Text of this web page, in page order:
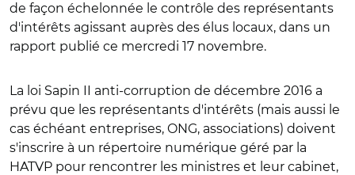
de façon échelonnée le contrôle des représentants
d'intérêts agissant auprès des élus locaux, dans un
rapport publié ce mercredi 17 novembre.
La loi Sapin II anti-corruption de décembre 2016 a
prévu que les représentants d'intérêts (mais aussi le
cas échéant entreprises, ONG, associations) doivent
s'inscrire à un répertoire numérique géré par la
HATVP pour rencontrer les ministres et leur cabinet,